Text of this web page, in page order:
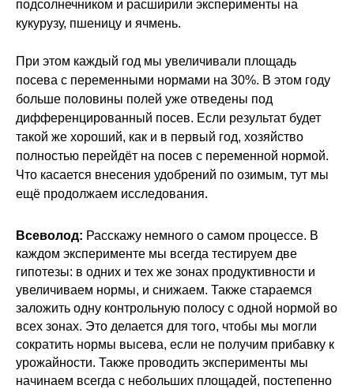
подсолнечником и расширили эксперименты на
кукурузу, пшеницу и ячмень.
При этом каждый год мы увеличивали площадь
посева с переменными нормами на 30%. В этом году
больше половины полей уже отведены под
дифференцированный посев. Если результат будет
такой же хороший, как и в первый год, хозяйство
полностью перейдёт на посев с переменной нормой.
Что касается внесения удобрений по озимым, тут мы
ещё продолжаем исследования.
Всеволод: Расскажу немного о самом процессе. В
каждом эксперименте мы всегда тестируем две
гипотезы: в одних и тех же зонах продуктивности и
увеличиваем нормы, и снижаем. Также стараемся
заложить одну контрольную полосу с одной нормой во
всех зонах. Это делается для того, чтобы мы могли
сократить нормы высева, если не получим прибавку к
урожайности. Также проводить эксперименты мы
начинаем всегда с небольших площадей, постепенно